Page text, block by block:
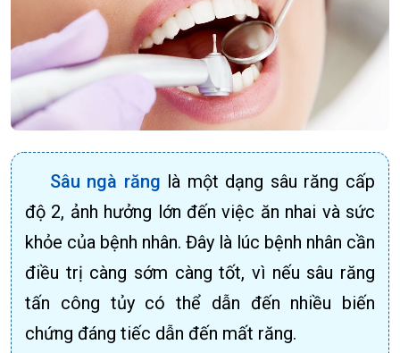
Sâu ngà răng là một dạng sâu răng cấp
độ 2, ảnh hưởng lớn đến việc ăn nhai và sức
khỏe của bệnh nhân. Đây là lúc bệnh nhân cần
điều trị càng sớm càng tốt, vì nếu sâu răng
tấn công tủy có thể dẫn đến nhiều biến
chứng đáng tiếc dẫn đến mất răng.